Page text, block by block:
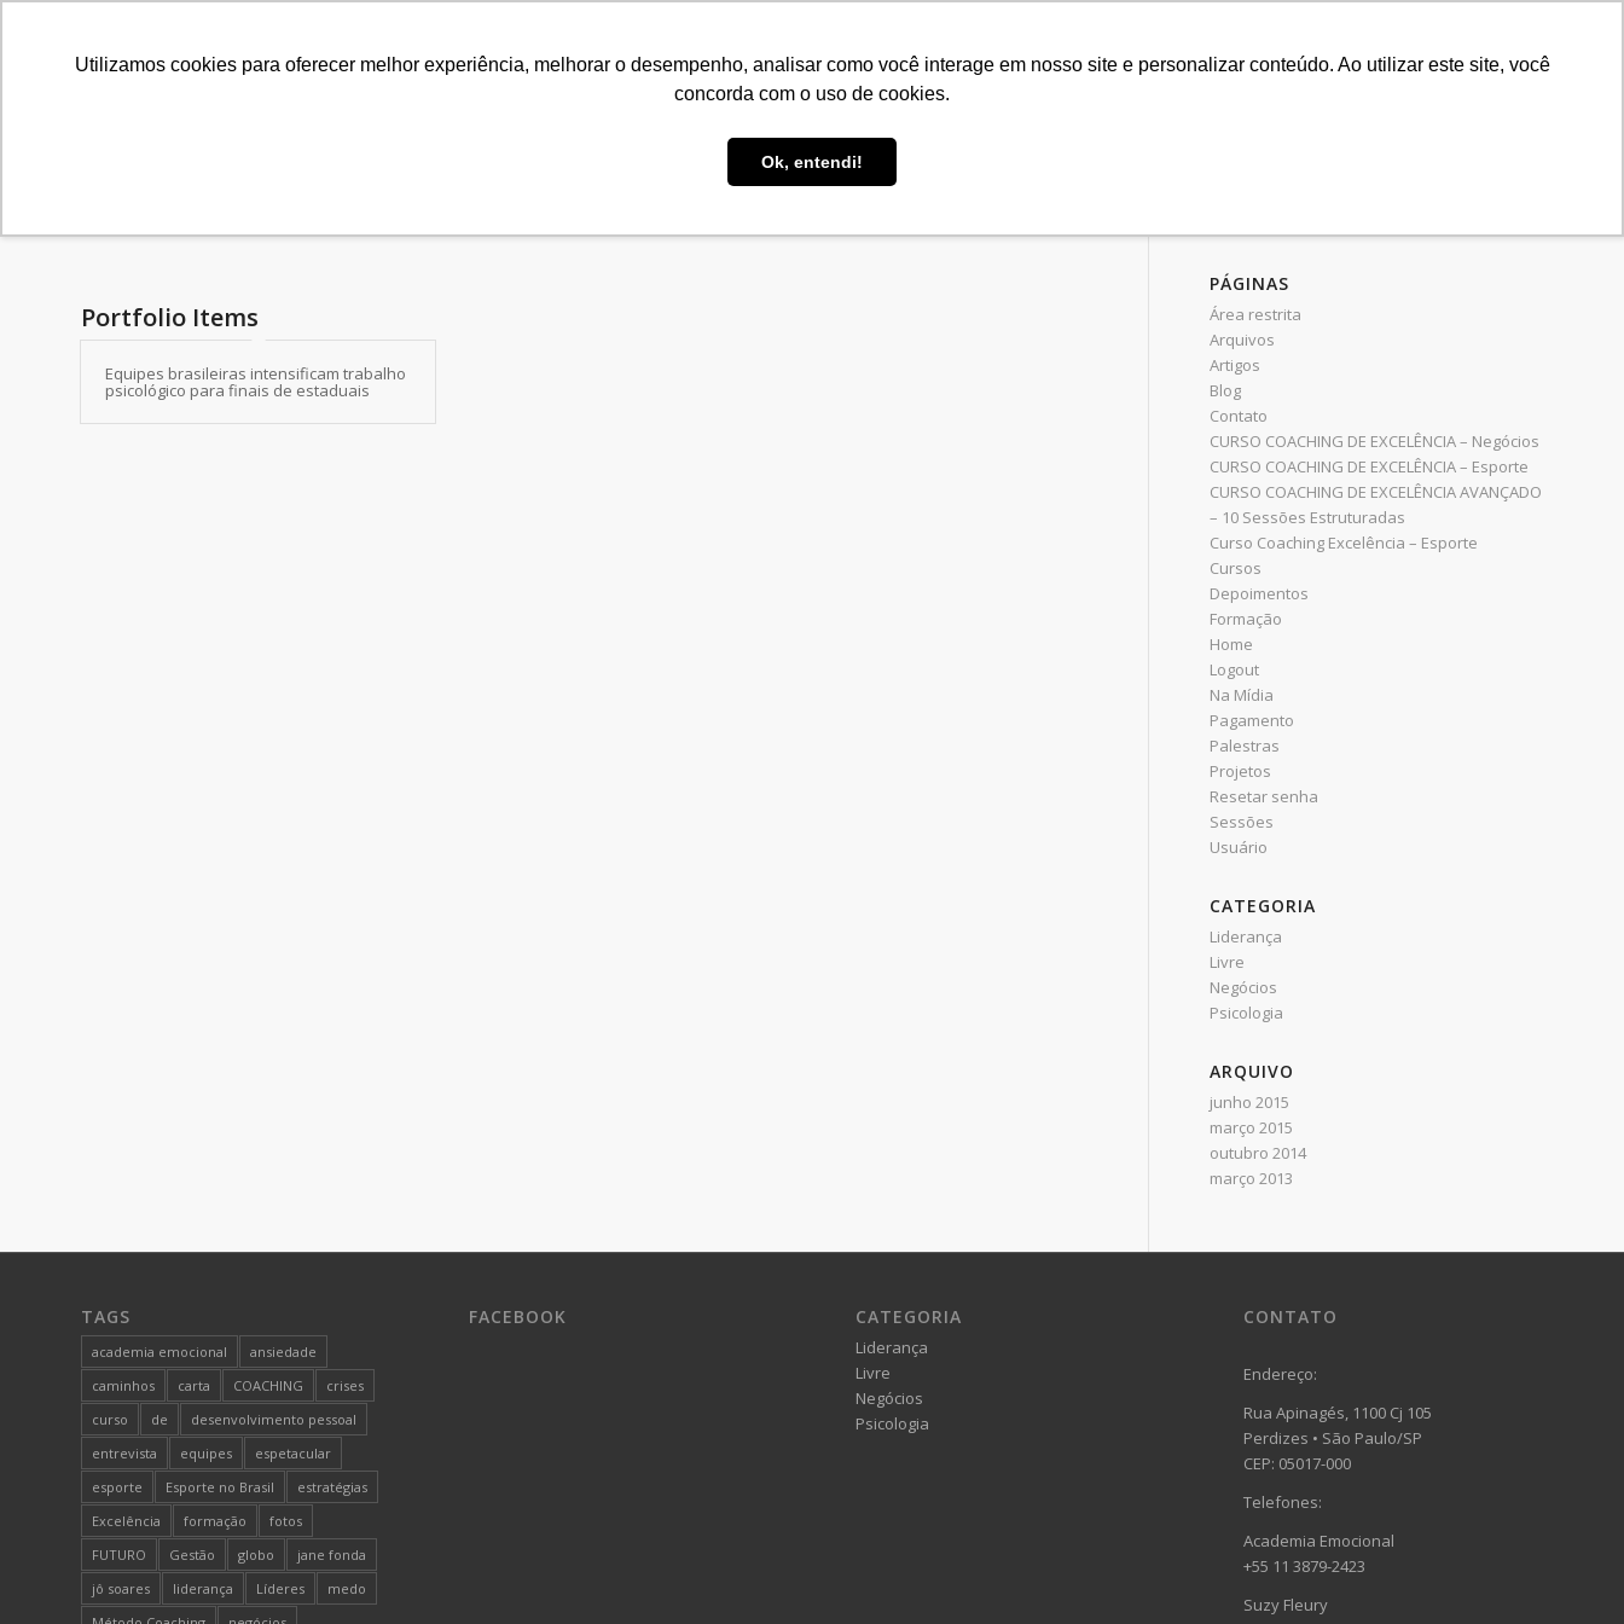
Utilizamos cookies para oferecer melhor experiência, melhorar o desempenho, analisar como você interage em nosso site e personalizar conteúdo. Ao utilizar este site, você
concorda com o uso de cookies.
Ok, entendi!
11 3879-2423 11 9.8383-1035
Portfolio Items
Equipes brasileiras intensificam trabalho
psicológico para finais de estaduais
PÁGINAS
Área restrita
Arquivos
Artigos
Blog
Contato
CURSO COACHING DE EXCELÊNCIA – Negócios
CURSO COACHING DE EXCELÊNCIA – Esporte
CURSO COACHING DE EXCELÊNCIA AVANÇADO
– 10 Sessões Estruturadas
Curso Coaching Excelência – Esporte
Cursos
Depoimentos
Formação
Home
Logout
Na Mídia
Pagamento
Palestras
Projetos
Resetar senha
Sessões
Usuário
CATEGORIA
Liderança
Livre
Negócios
Psicologia
ARQUIVO
junho 2015
março 2015
outubro 2014
março 2013
TAGS
academia emocional
ansiedade
caminhos
carta COACHING
crises
curso
de
desenvolvimento pessoal
entrevista
equipes
espetacular
esporte
Esporte no Brasil
estratégias
Excelência
formação
fotos
FUTURO
Gestão globo
jane fonda
jô soares
liderança Líderes
medo
FACEBOOK CATEGORIA
Liderança
Livre
Negócios
Psicologia
CONTATO
Endereço:
Rua Apinagés, 1100 Cj 105
Perdizes • São Paulo/SP
CEP: 05017-000
Telefones:
Academia Emocional
+55 11 3879-2423
Suzy Fleury